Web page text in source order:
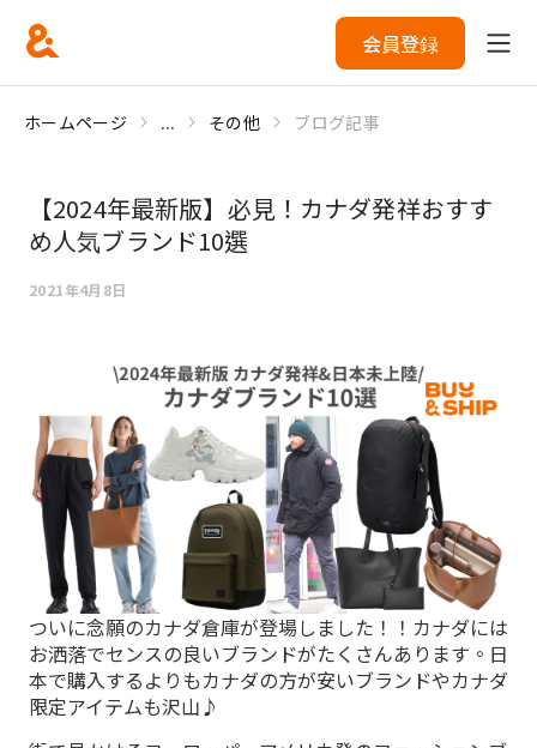
会員登録
ホームページ ... その他 ブログ記事
【2024年最新版】必見！カナダ発祥おすす
め人気ブランド10選
2021年4月8日
ついに念願のカナダ倉庫が登場しました！！カナダには
お洒落でセンスの良いブランドがたくさんあります。日
本で購入するよりもカナダの方が安いブランドやカナダ
限定アイテムも沢山♪